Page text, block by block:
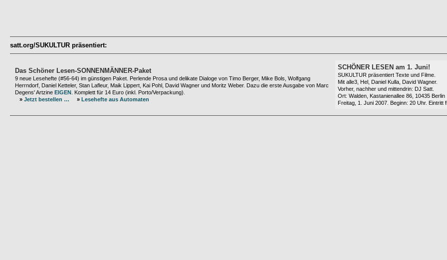
satt.org/SUKULTUR präsentiert:
Das Schöner Lesen-SONNENMÄNNER-Paket
9 neue Lesehefte (#56-64) im günstigen Paket. Perlende Prosa und delikate Dialoge von Timo Berger, Mike Bols, Wolfgang
Herrndorf, Daniel Ketteler, Stan Lafleur, Maik Lippert, Kai Pohl, David Wagner und Moritz Weber. Dazu die erste Ausgabe von Marc
Degens' Artzine EIGEN . Komplett für 14 Euro (inkl. Porto/Verpackung).
» Jetzt bestellen … » Lesehefte aus Automaten
SCHÖNER LESEN am 1. Juni!
SUKULTUR präsentiert Texte und Filme.
Mit alle3, Hel, Daniel Kulla, David Wagner.
Vorher, nachher und mittendrin: DJ Satt.
Ort: Walden, Kastanienallee 86, 10435 Berlin
Freitag, 1. Juni 2007. Beginn: 20 Uhr. Eintritt